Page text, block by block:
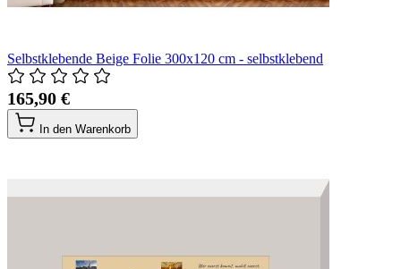
Selbstklebende Beige Folie 300x120 cm - selbstklebend
165,90 €
In den Warenkorb